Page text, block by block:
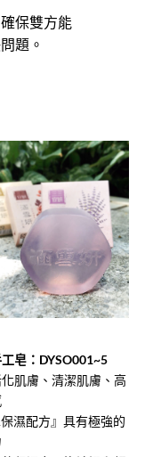
保雙方能
題。
皂：DYSO001~5
肌膚、清潔肌膚、高
濕配方』具有極強的